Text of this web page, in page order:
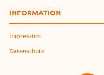
INFORMATION
Impressum
Datenschutz